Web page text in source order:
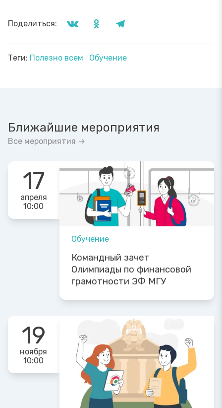
Поделиться:
Теги: Полезно всем Обучение
Ближайшие мероприятия
Все мероприятия →
17
апреля
10:00
Обучение
Командный зачет
Олимпиады по финансовой
грамотности ЭФ МГУ
19
ноября
10:00